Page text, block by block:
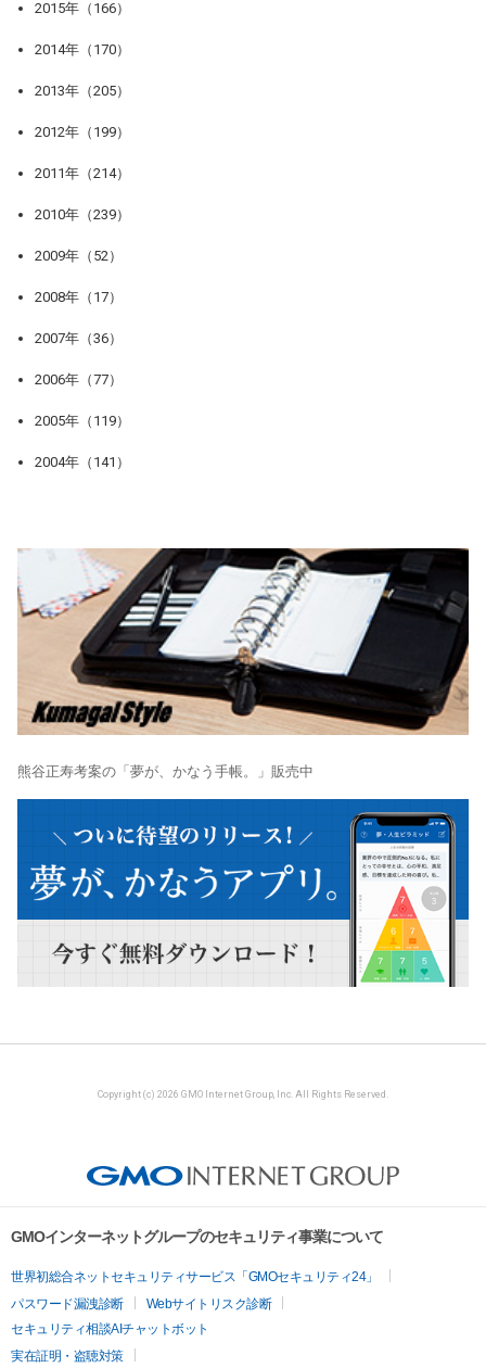
2015年（166）
2014年（170）
2013年（205）
2012年（199）
2011年（214）
2010年（239）
2009年（52）
2008年（17）
2007年（36）
2006年（77）
2005年（119）
2004年（141）
熊谷正寿考案の「夢が、かなう手帳。」販売中
Copyright (c) 2026 GMO Internet Group, Inc. All Rights Reserved.
GMOインターネットグループのセキュリティ事業について
世界初総合ネットセキュリティサービス「GMOセキュリティ24」
パスワード漏洩診断
Webサイトリスク診断
セキュリティ相談AIチャットボット
実在証明・盗聴対策